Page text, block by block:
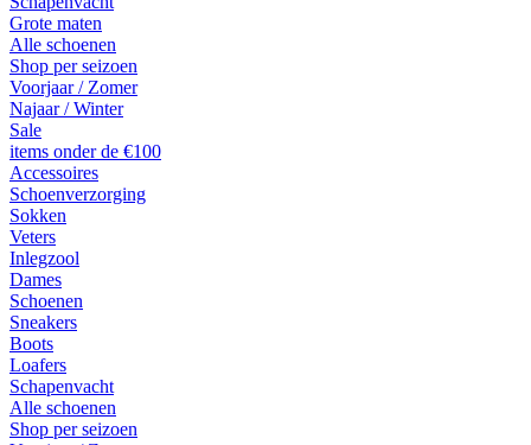
Grote maten
Alle schoenen
Shop per seizoen
Voorjaar / Zomer
Najaar / Winter
Sale
items onder de €100
Accessoires
Schoenverzorging
Sokken
Veters
Inlegzool
Dames
Schoenen
Sneakers
Boots
Loafers
Schapenvacht
Alle schoenen
Shop per seizoen